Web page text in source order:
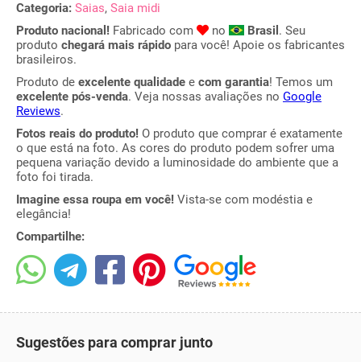
Categoria: Saias, Saia midi
Produto nacional! Fabricado com no Brasil . Seu
produto chegará mais rápido para você! Apoie os fabricantes
brasileiros.
Produto de excelente qualidade e com garantia! Temos um
excelente pós-venda. Veja nossas avaliações no Google
Reviews.
Fotos reais do produto! O produto que comprar é exatamente
o que está na foto. As cores do produto podem sofrer uma
pequena variação devido a luminosidade do ambiente que a
foto foi tirada.
Imagine essa roupa em você! Vista-se com modéstia e
elegância!
Compartilhe:
Sugestões para comprar junto